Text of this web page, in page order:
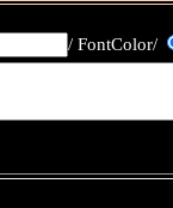
/ FontColor/